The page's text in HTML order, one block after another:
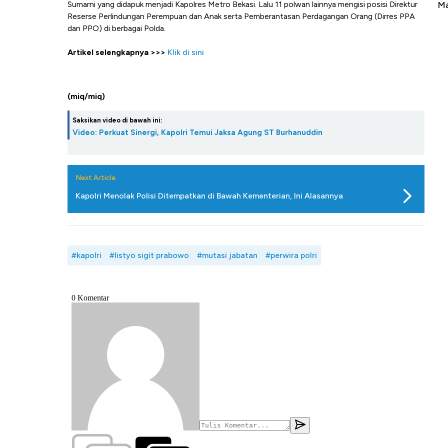
Sumarni yang didapuk menjadi Kapolres Metro Bekasi. Lalu 11 polwan lainnya mengisi posisi Direktur
Reserse Perlindungan Perempuan dan Anak serta Pemberantasan Perdagangan Orang (Dirres PPA
dan PPO) di berbagai Polda.
Artikel selengkapnya >>> Klik di sini
(miq/miq)
Saksikan video di bawah ini:
Video: Perkuat Sinergi, Kapolri Temui Jaksa Agung ST Burhanuddin
Next Article
Kapolri Menolak Polisi Ditempatkan di Bawah Kementerian, Ini Alasannya
#kapolri #listyo sigit prabowo #mutasi jabatan #perwira polri
Tembaga Terbang ke Zona Berbahaya
Mana yang Cuannya Paling